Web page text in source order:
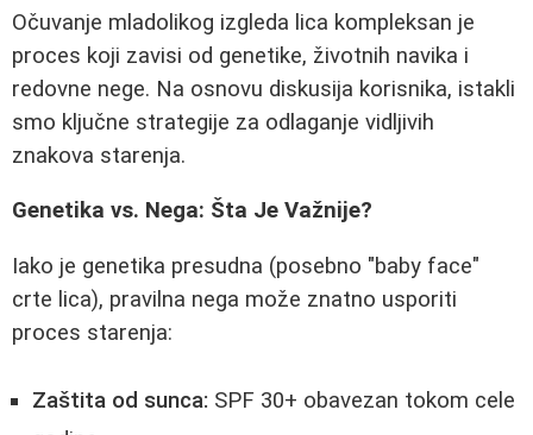
Očuvanje mladolikog izgleda lica kompleksan je
proces koji zavisi od genetike, životnih navika i
redovne nege. Na osnovu diskusija korisnika, istakli
smo ključne strategije za odlaganje vidljivih
znakova starenja.
Genetika vs. Nega: Šta Je Važnije?
Iako je genetika presudna (posebno "baby face"
crte lica), pravilna nega može znatno usporiti
proces starenja:
Zaštita od sunca: SPF 30+ obavezan tokom cele